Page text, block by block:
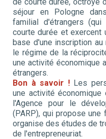
séjour en Pologne
familial d'étrangers
courte durée et exercent
base d'une inscription
le régime de la
une activité économique
étrangers.
Bon à savoir !Les
une activité économique
l'Agence pour le
(PARP), qui propose une
organise des études de
de l'entrepreneuriat.